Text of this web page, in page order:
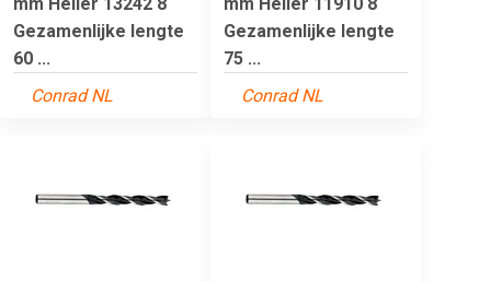
Gezamenlijke lengte
60 ...
Conrad NL
Gezamenlijke lengte
75 ...
Conrad NL